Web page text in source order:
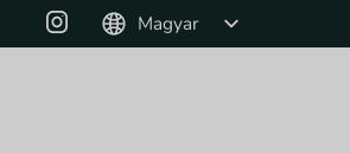
Monthly Jewelry Box and 10% off on
Magyar